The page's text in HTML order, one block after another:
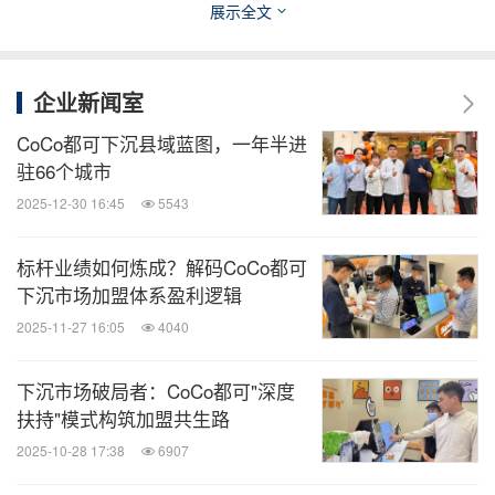
CoCo都可牛乳茶系列
在消费者追求健康的风口上，CoCo都可也顺势放大
了其健康茶饮的产品理念。比如，近期推出了奶
底"全奶升级"的"经典奶茶系列"，包括珍珠奶茶、奶
茶三兄弟、奶茶吨吨桶等。"全奶升级"奶底采用100%
展示全文
企业新闻室
CoCo都可下沉县域蓝图，一年半进
驻66个城市
2025-12-30 16:45 5543
标杆业绩如何炼成？解码CoCo都可
下沉市场加盟体系盈利逻辑
2025-11-27 16:05 4040
下沉市场破局者：CoCo都可"深度
扶持"模式构筑加盟共生路
2025-10-28 17:38 6907